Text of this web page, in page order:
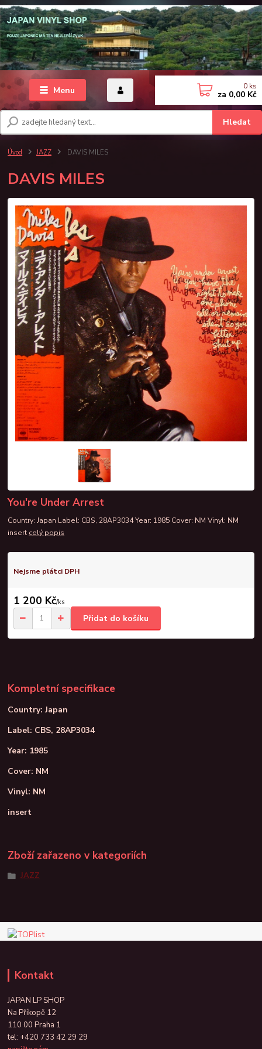
Menu
Hledat
0 ks
za 0,00 Kč
Úvod JAZZ DAVIS MILES
DAVIS MILES
You're Under Arrest
Country: Japan Label: CBS, 28AP3034 Year: 1985 Cover: NM Vinyl: NM
insert celý popis
Nejsme plátci DPH
1 200 Kč/ks
Přidat do košíku
Kompletní specifikace
Country: Japan
Label: CBS, 28AP3034
Year: 1985
Cover: NM
Vinyl: NM
insert
Zboží zařazeno v kategoriích
JAZZ
Kontakt
JAPAN LP SHOP
Na Příkopě 12
110 00 Praha 1
tel: +420 733 42 29 29